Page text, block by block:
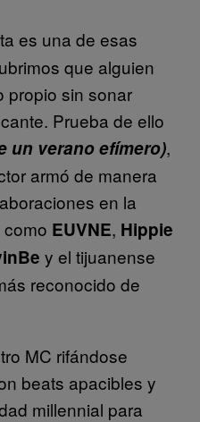
es una de esas
que alguien
propio sin sonar
Prueba de ello
un verano efímero),
armó de manera
en la
EUVNE, Hippie
y el tijuanense
reconocido de
MC rifándose
beats apacibles y
millennial para